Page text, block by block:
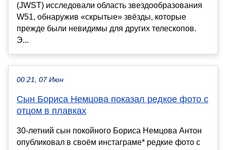
(JWST) исследовали область звездообразования
W51, обнаружив «скрытые» звёзды, которые
прежде были невидимы для других телескопов.
Э...
00:21, 07 Июн
Сын Бориса Немцова показал редкое фото с
отцом в плавках
30-летний сын покойного Бориса Немцова Антон
опубликовал в своём инстаграме* редкие фото с